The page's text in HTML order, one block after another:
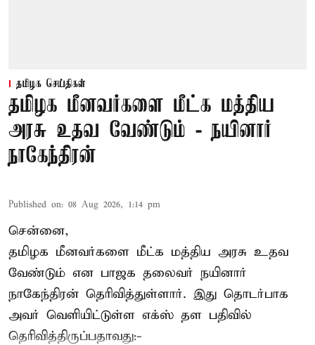
தமிழக செய்திகள்
தமிழக மீனவர்களை மீட்க மத்திய
அரசு உதவ வேண்டும் - நயினார்
நாகேந்திரன்
Published on: 08 Aug 2026, 1:14 pm
சென்னை,
தமிழக மீனவர்களை மீட்க மத்திய அரசு உதவ
வேண்டும் என பாஜக தலைவர் நயினார்
நாகேந்திரன் தெரிவித்துள்ளார். இது தொடர்பாக
அவர் வெளியிட்டுள்ள எக்ஸ் தள பதிவில்
தெரிவித்திருப்பதாவது:-